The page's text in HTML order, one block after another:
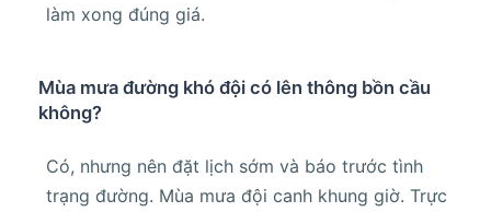
làm xong đúng giá.
Mùa mưa đường khó đội có lên thông bồn cầu
không?
Có, nhưng nên đặt lịch sớm và báo trước tình
trạng đường. Mùa mưa đội canh khung giờ. Trực